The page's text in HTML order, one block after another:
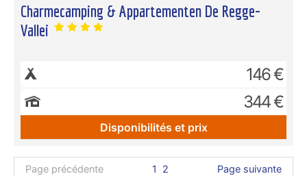
Charmecamping & Appartementen De Regge-
Vallei
146 €
344 €
Disponibilités et prix
Page précédente 1 2 Page suivante